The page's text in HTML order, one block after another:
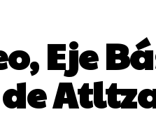
Eje